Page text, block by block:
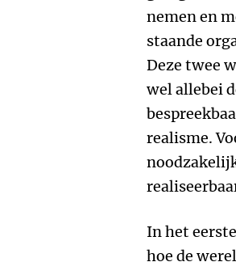
nemen en
staande
Deze twee
wel allebei
realisme.
In het
hoe de